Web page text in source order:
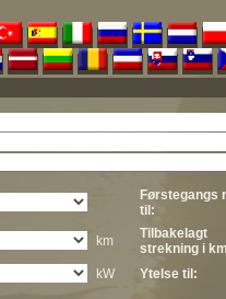
Førstegangs
til:
km
Tilbakelagt
strekning i
kW Ytelse til: